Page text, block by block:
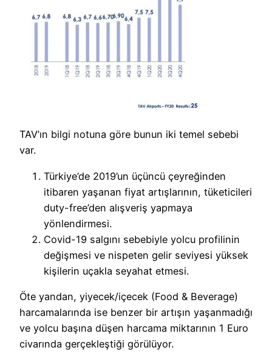
TAV’ın bilgi notuna göre bunun iki temel sebebi
var.
Türkiye’de 2019’un üçüncü çeyreğinden
itibaren yaşanan fiyat artışlarının, tüketicileri
duty-free’den alışveriş yapmaya
yönlendirmesi.
Covid-19 salgını sebebiyle yolcu profilinin
değişmesi ve nispeten gelir seviyesi yüksek
kişilerin uçakla seyahat etmesi.
Öte yandan, yiyecek/içecek (Food & Beverage)
harcamalarında ise benzer bir artışın yaşanmadığı
ve yolcu başına düşen harcama miktarının 1 Euro
civarında gerçekleştiği görülüyor.